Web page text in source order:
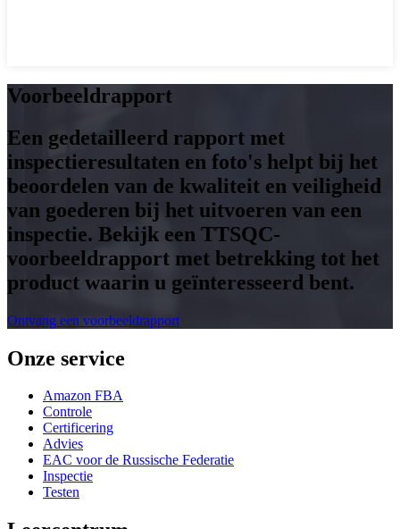
Voorbeeldrapport
Een gedetailleerd rapport met
inspectieresultaten en foto's helpt bij het
beoordelen van de kwaliteit en veiligheid
van goederen bij het uitvoeren van een
inspectie. Bekijk een TTSQC-
voorbeeldrapport met betrekking tot het
product waarin u geïnteresseerd bent.
Ontvang een voorbeeldrapport
Onze service
Amazon FBA
Controle
Certificering
Advies
EAC voor de Russische Federatie
Inspectie
Testen